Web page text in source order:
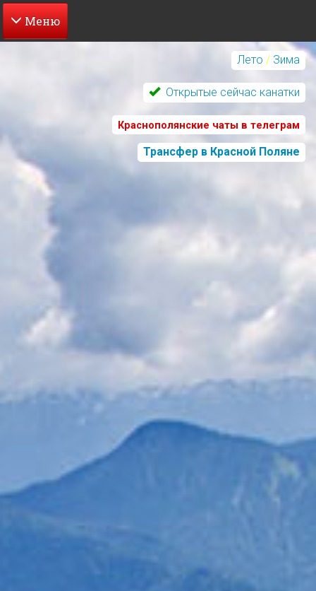
Перейти
Лето / Зима
Открытые сейчас канатки
Краснополянские чаты в телеграм
Трансфер в Красной Поляне